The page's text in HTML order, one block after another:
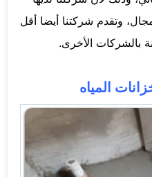
وتقدم شركتنا أيضا أقل
بالشركات الأخرى.
المياه